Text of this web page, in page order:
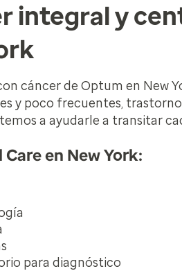
integral y
cáncer de Optum en New
y poco frecuentes,
a ayudarle a transitar
en New York:
para diagnóstico